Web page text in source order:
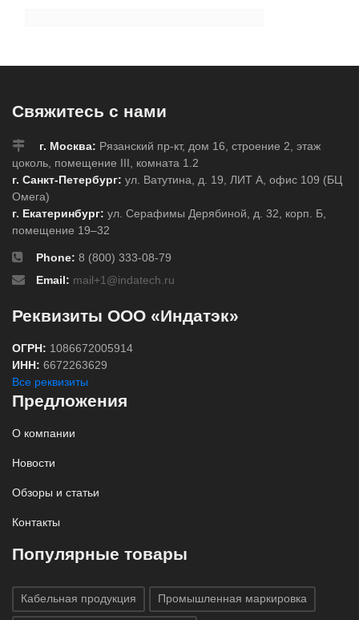
Свяжитесь с нами
г. Москва: Рязанский пр-кт, дом 16, строение 2, этаж
цоколь, помещение III, комната 1.2
г. Санкт-Петербург: ул. Ватутина, д. 19, ЛИТ А, офис 109 (БЦ
Омега)
г. Екатеринбург: ул. Серафимы Дерябиной, д. 32, корп. Б,
помещение 19–32
Phone: 8 (800) 333-08-79
Email: mail+1@indatech.ru
Реквизиты ООО «Индатэк»
ОГРН: 1086672005914
ИНН: 6672263629
Все реквизиты
Предложения
О компании
Новости
Обзоры и статьи
Контакты
Популярные товары
Кабельная продукция Промышленная маркировка